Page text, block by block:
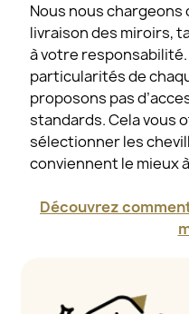
Nous nous chargeons
livraison des miroirs,
à votre
particularités de
proposons pas
standards. Cela vous
sélectionner les
conviennent le mieux
Découvrez